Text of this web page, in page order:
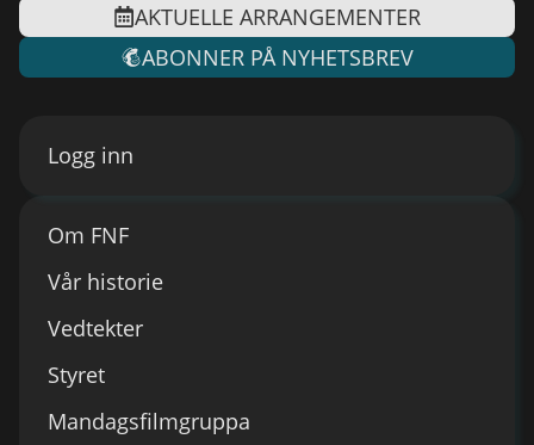
AKTUELLE ARRANGEMENTER
ABONNER PÅ NYHETSBREV
Om FNF
Vår historie
Vedtekter
Styret
Mandagsfilmgruppa
Logg inn